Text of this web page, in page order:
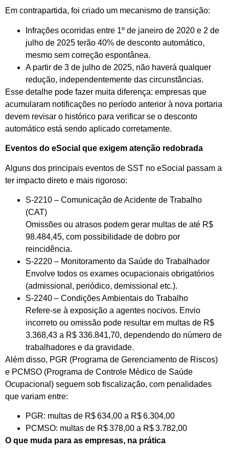
Em contrapartida, foi criado um mecanismo de transição:
Infrações ocorridas entre 1º de janeiro de 2020 e 2 de
julho de 2025 terão 40% de desconto automático,
mesmo sem correção espontânea.
A partir de 3 de julho de 2025, não haverá qualquer
redução, independentemente das circunstâncias.
Esse detalhe pode fazer muita diferença: empresas que
acumularam notificações no período anterior à nova portaria
devem revisar o histórico para verificar se o desconto
automático está sendo aplicado corretamente.
Eventos do eSocial que exigem atenção redobrada
Alguns dos principais eventos de SST no eSocial passam a
ter impacto direto e mais rigoroso:
S-2210 – Comunicação de Acidente de Trabalho
(CAT)
Omissões ou atrasos podem gerar multas de até R$
98.484,45, com possibilidade de dobro por
reincidência.
S-2220 – Monitoramento da Saúde do Trabalhador
Envolve todos os exames ocupacionais obrigatórios
(admissional, periódico, demissional etc.).
S-2240 – Condições Ambientais do Trabalho
Refere-se à exposição a agentes nocivos. Envio
incorreto ou omissão pode resultar em multas de R$
3.368,43 a R$ 336.841,70, dependendo do número de
trabalhadores e da gravidade.
Além disso, PGR (Programa de Gerenciamento de Riscos)
e PCMSO (Programa de Controle Médico de Saúde
Ocupacional) seguem sob fiscalização, com penalidades
que variam entre:
PGR: multas de R$ 634,00 a R$ 6.304,00
PCMSO: multas de R$ 378,00 a R$ 3.782,00
O que muda para as empresas, na prática